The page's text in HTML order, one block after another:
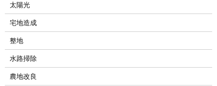
太陽光
宅地造成
整地
水路掃除
農地改良